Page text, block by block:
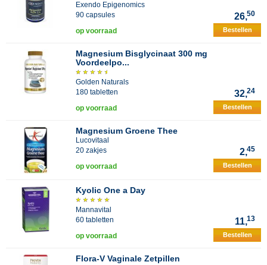
Exendo Epigenomics
90 capsules
26,50
op voorraad Bestellen
Magnesium Bisglycinaat 300 mg
Voordeelpo...
Golden Naturals
180 tabletten
32,24
op voorraad Bestellen
Magnesium Groene Thee
Lucovitaal
20 zakjes
2,45
op voorraad Bestellen
Kyolic One a Day
Mannavital
60 tabletten
11,13
op voorraad Bestellen
Flora-V Vaginale Zetpillen